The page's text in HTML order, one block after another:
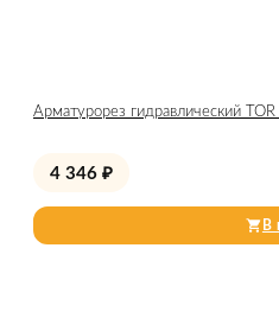
Арматурорез гидравлический
4 346 ₽
В